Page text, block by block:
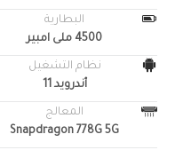
البطارية
4500 ملى امبير
نظام التشغيل
أندرويد 11
المعالج
Snapdragon 778G 5G